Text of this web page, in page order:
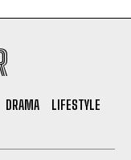
DRAMA
LIFESTYLE